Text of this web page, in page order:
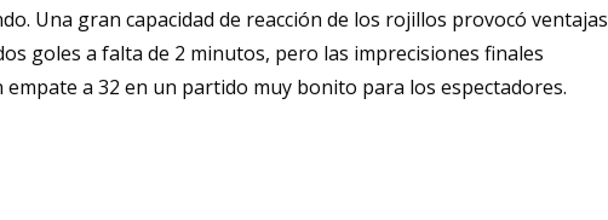
Una gran capacidad de reacción de los rojillos provocó ventajas
goles a falta de 2 minutos, pero las imprecisiones finales
empate a 32 en un partido muy bonito para los espectadores.